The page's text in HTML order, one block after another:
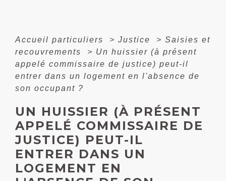
Accueil particuliers > Justice > Saisies et
recouvrements
> Un huissier (à présent
appelé commissaire de justice) peut-il
entrer dans un logement en l'absence de
son occupant ?
UN HUISSIER (À PRÉSENT
APPELÉ COMMISSAIRE DE
JUSTICE) PEUT-IL
ENTRER DANS UN
LOGEMENT EN